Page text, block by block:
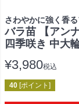
さわやかに強く香
バラ苗 【アン
四季咲き 中大
¥3,980税込
40 [ポイント]